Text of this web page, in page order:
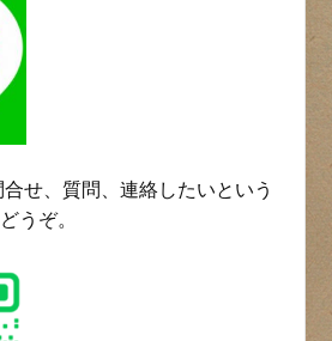
せ、質問、連絡したいという
うぞ。